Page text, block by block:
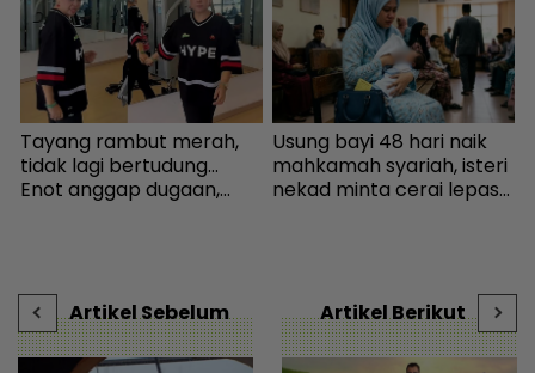
Tayang rambut merah,
tidak lagi bertudung...
Enot anggap dugaan,
Usung bayi 48 hari naik
mahkamah syariah, isteri
nekad minta cerai lepas
Artikel Sebelum
Artikel Berikut